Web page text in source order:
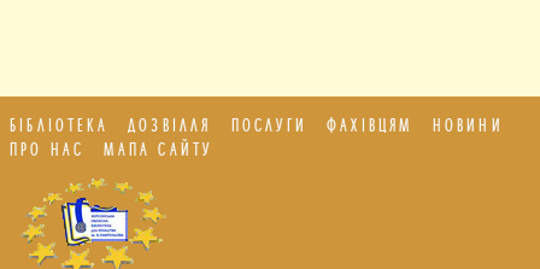
БІБЛІОТЕКА ДОЗВІЛЛЯ ПОСЛУГИ ФАХІВЦЯМ
НОВИНИ
ПРО НАС
МАПА САЙТУ